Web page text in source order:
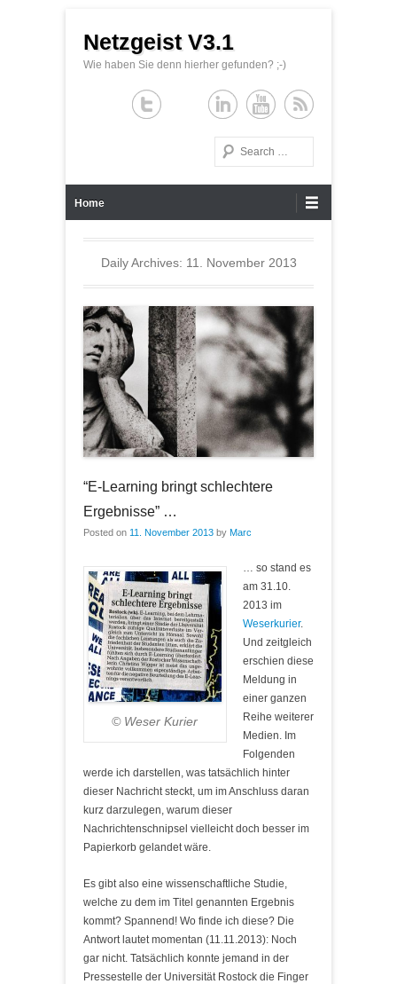
Netzgeist V3.1
Wie haben Sie denn hierher gefunden? ;-)
Search
Home
Daily Archives: 11. November 2013
“E-Learning bringt schlechtere
Ergebnisse” …
Posted on 11. November 2013 by Marc
© Weser Kurier
… so stand es
am 31.10.
2013 im
Weserkurier.
Und zeitgleich
erschien diese
Meldung in
einer ganzen
Reihe weiterer
Medien. Im
Folgenden
werde ich darstellen, was tatsächlich hinter
dieser Nachricht steckt, um im Anschluss daran
kurz darzulegen, warum dieser
Nachrichtenschnipsel vielleicht doch besser im
Papierkorb gelandet wäre.
Es gibt also eine wissenschaftliche Studie,
welche zu dem im Titel genannten Ergebnis
kommt? Spannend! Wo finde ich diese? Die
Antwort lautet momentan (11.11.2013): Noch
gar nicht. Tatsächlich konnte jemand in der
Pressestelle der Universität Rostock die Finger